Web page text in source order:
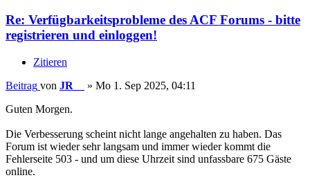
Re: Verfügbarkeitsprobleme des ACF Forums - bitte
registrieren und einloggen!
Zitieren
Beitrag von JR__ » Mo 1. Sep 2025, 04:11
Guten Morgen.
Die Verbesserung scheint nicht lange angehalten zu haben. Das
Forum ist wieder sehr langsam und immer wieder kommt die
Fehlerseite 503 - und um diese Uhrzeit sind unfassbare 675 Gäste
online.